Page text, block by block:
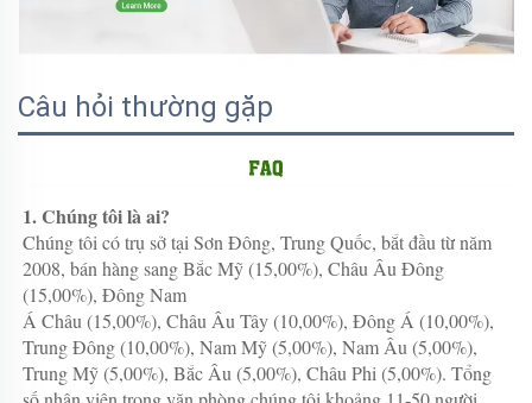
Câu hỏi thường gặp
1. Chúng tôi là ai?
Chúng tôi có trụ sở tại Sơn Đông, Trung Quốc, bắt đầu từ năm
2008, bán hàng sang Bắc Mỹ (15,00%), Châu Âu Đông
(15,00%), Đông Nam
Á Châu (15,00%), Châu Âu Tây (10,00%), Đông Á (10,00%),
Trung Đông (10,00%), Nam Mỹ (5,00%), Nam Âu (5,00%),
Trung Mỹ (5,00%), Bắc Âu (5,00%), Châu Phi (5,00%). Tổng